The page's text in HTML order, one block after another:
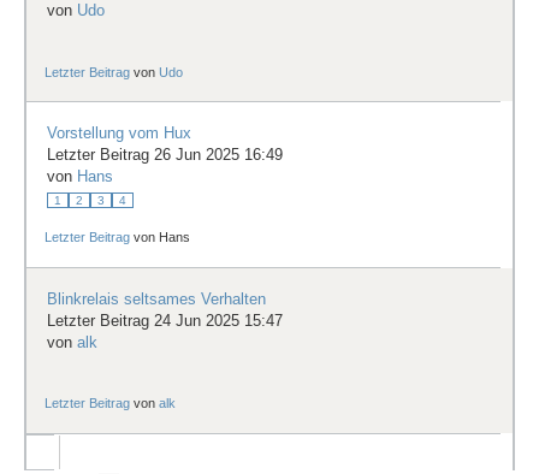
von Udo
Letzter Beitrag vonUdo
Vorstellung vom Hux
Letzter Beitrag 26 Jun 2025 16:49
von Hans
1 2 3 4
Letzter Beitrag von Hans
Blinkrelais seltsames Verhalten
Letzter Beitrag 24 Jun 2025 15:47
von alk
Letzter Beitrag vonalk